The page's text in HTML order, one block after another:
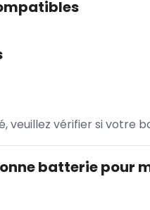
veuillez vérifier si votre
batterie pour